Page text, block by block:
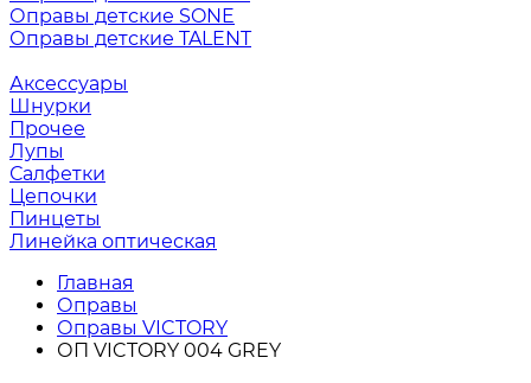
Оправы детские SONE
Оправы детские TALENT
Аксессуары
Шнурки
Прочее
Лупы
Салфетки
Цепочки
Пинцеты
Линейка оптическая
Главная
Оправы
Оправы VICTORY
ОП VICTORY 004 GREY